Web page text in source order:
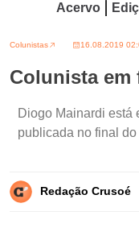
Acervo
Colunistas 16.08.2019
Colunista em
Diogo Mainardi está
publicada no final do
Redação Crusoé